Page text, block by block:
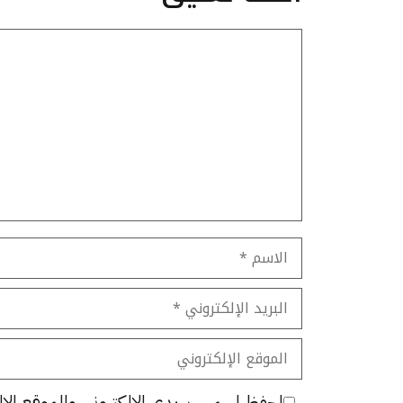
الاسم
البريد
الإلكتروني
الموقع
الإلكتروني